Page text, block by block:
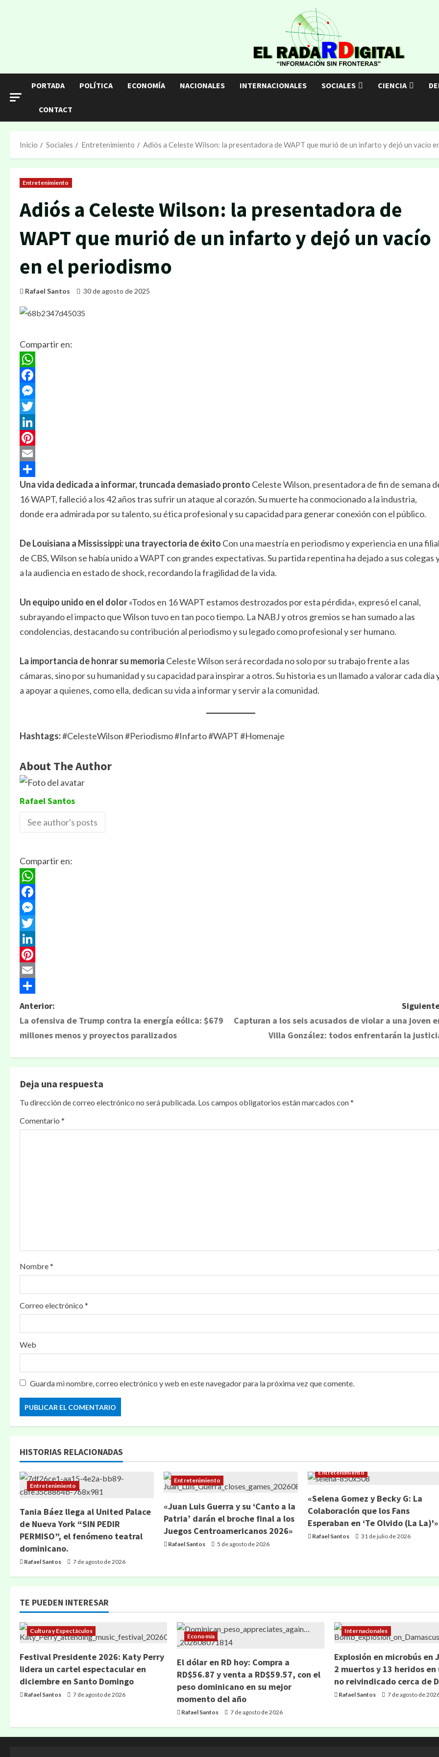
PORTADA POLÍTICA ECONOMÍA NACIONALES INTERNACIONALES SOCIALES CIENCIA
CONTACT
Inicio Sociales Entretenimiento Adiós a Celeste Wilson: la presentadora de WAPT que murió de un infarto y dejó un vacío
Entretenimiento
Adiós a Celeste Wilson: la presentadora de
WAPT que murió de un infarto y dejó un vacío
en el periodismo
Rafael Santos 30 de agosto de 2025
Compartir en:
WhatsApp
Facebook
Messenger
Twitter
LinkedIn
Pinterest
Email
Compartir
Una vida dedicada a informar, truncada demasiado pronto Celeste Wilson, presentadora de fin de semana
16 WAPT, falleció a los 42 años tras sufrir un ataque al corazón. Su muerte ha conmocionado a la industria,
donde era admirada por su talento, su ética profesional y su capacidad para generar conexión con el público.
De Louisiana a Mississippi: una trayectoria de éxito Con una maestría en periodismo y experiencia en una filial
de CBS, Wilson se había unido a WAPT con grandes expectativas. Su partida repentina ha dejado a sus colegas
a la audiencia en estado de shock, recordando la fragilidad de la vida.
Un equipo unido en el dolor«Todos en 16 WAPT estamos destrozados por esta pérdida», expresó el canal,
subrayando el impacto que Wilson tuvo en tan poco tiempo. La NABJ y otros gremios se han sumado a las
condolencias, destacando su contribución al periodismo y su legado como profesional y ser humano.
La importancia de honrar su memoria Celeste Wilson será recordada no solo por su trabajo frente a las
cámaras, sino por su humanidad y su capacidad para inspirar a otros. Su historia es un llamado a valorar cada día
a apoyar a quienes, como ella, dedican su vida a informar y servir a la comunidad.
Hashtags:#CelesteWilson #Periodismo #Infarto #WAPT #Homenaje
About The Author
Rafael Santos
See author's posts
Compartir en:
WhatsApp
Facebook
Messenger
Twitter
LinkedIn
Pinterest
Email
Compartir
N
a
g
a
c
e
n
t
r
a
d
a
s
Anterior:
La ofensiva de Trump contra la energía eólica: $679
millones menos y proyectos paralizados
Capturan a los seis acusados de violar a una joven
Villa González: todos enfrentarán la
Deja una respuesta
Tu dirección de correo electrónico no será publicada. Los campos obligatorios están marcados con*
Comentario *
Nombre*
Correo electrónico *
Web
Guarda mi nombre, correo electrónico y web en este navegador para la próxima vez que comente.
HISTORIAS RELACIONADAS
Entretenimiento
Tania Báez llega al United Palace
de Nueva York “SIN PEDIR
PERMISO”, el fenómeno teatral
dominicano.
Rafael Santos 7 de agosto de 2026
Entretenimiento
«Juan Luis Guerra y su ‘Canto a la
Patria’ darán el broche final a los
Juegos Centroamericanos 2026»
Rafael Santos 5 de agosto de 2026
Entretenimiento
«Selena Gomez y Becky G: La
Colaboración que los Fans
Esperaban en ‘Te Olvido (La La)'»
Rafael Santos 31 de julio de 2026
TE PUEDEN INTERESAR
Cultura y Espectáculos
Festival Presidente 2026: Katy Perry
lidera un cartel espectacular en
diciembre en Santo Domingo
Rafael Santos 7 de agosto de 2026
Economía
El dólar en RD hoy: Compra a
RD$56.87 y venta a RD$59.57, con el
peso dominicano en su mejor
momento del año
Rafael Santos 7 de agosto de 2026
Internacionales
Explosión en microbús en
2 muertos y 13 heridos
no reivindicado cerca de
Rafael Santos 7 de agosto de